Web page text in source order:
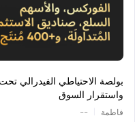
بولصة الاحتياطي الفيدرالي
واستقرار السوق
فاطمة --